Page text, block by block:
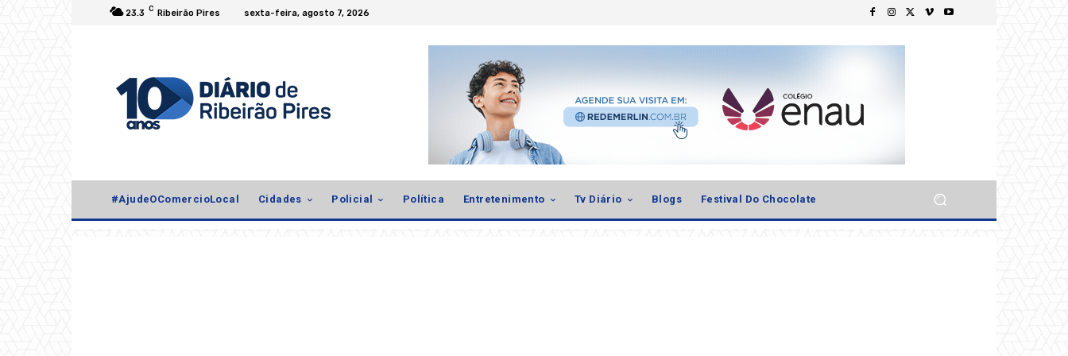
23.3 C Ribeirão Pires sexta-feira, agosto 7, 2026
#AjudeOComercioLocal Cidades Policial Política Entretenimento Tv Diário Blogs Festival Do Chocolate